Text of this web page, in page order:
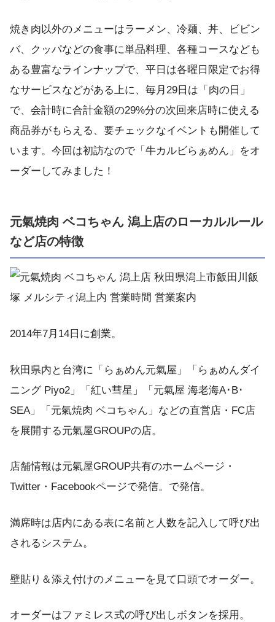
焼き肉以外のメニューはラーメン、冷麺、丼、ビビン
バ、クッパなどの食事に単品料理、各種コースなども
ある豊富なラインナップで、平日は各曜日限定でお得
なサービスなどがある上に、毎月29日は「肉の日」
で、会計時に合計金額の29%分の次回来店時に使える
商品券がもらえる、要チェックなイベントも開催して
います。今回は初訪なので「牛カルビらぁめん」をオ
ーダーしてみました！
元氣焼肉 ベコちゃん 潟上店のローカルルール
など店の特徴
2014年7月14日に創業。
秋田県内と台湾に「らぁめん元氣屋」「らぁめんダイ
ニング Piyo2」「紅い彗星」「元氣屋 海老海A･B･
SEA」「元氣焼肉 ベコちゃん」などの直営店・FC店
を展開する元氣屋GROUPの店。
店舗情報は元氣屋GROUP共有のホームページ・
Twitter・Facebookページで発信。で発信。
満席時は店内にある表に名前と人数を記入して呼び出
されるシステム。
壁貼り＆添え付けのメニューを見て口頭でオーダー。
オーダーはファミレス式の呼び出しボタンを採用。